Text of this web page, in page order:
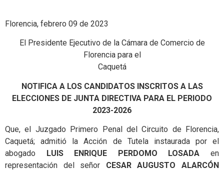
Florencia, febrero 09 de 2023
El Presidente Ejecutivo de la Cámara de Comercio de
Florencia para el
Caquetá
NOTIFICA A LOS CANDIDATOS INSCRITOS A LAS
ELECCIONES DE JUNTA DIRECTIVA PARA EL PERIODO
2023-2026
Que, el Juzgado Primero Penal del Circuito de Florencia,
Caquetá; admitió la Acción de Tutela instaurada por el
abogado
LUISENRIQUE PERDOMO LOSADA en
representación del señor CESAR AUGUSTO ALARCÓN